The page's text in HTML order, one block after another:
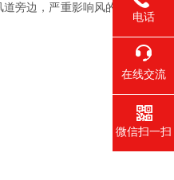
旁边，严重影响风的
电话
在线交流
微信扫一扫